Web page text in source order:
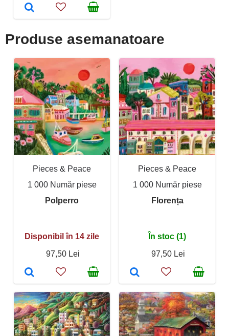
Produse asemanatoare
Pieces & Peace
1 000 Număr piese
Polperro
Disponibil în 14 zile
97,50 Lei
Pieces & Peace
1 000 Număr piese
Florența
În stoc (1)
97,50 Lei